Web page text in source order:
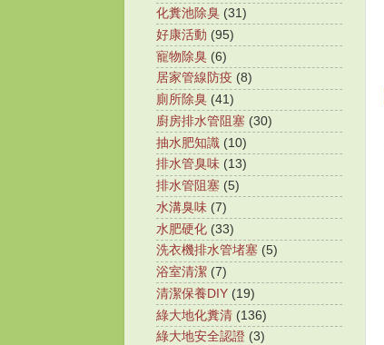
化糞池除臭 (31)
好康活動 (95)
寵物除臭 (6)
居家管線防疫 (8)
廁所除臭 (41)
廚房排水管阻塞 (30)
抽水肥知識 (10)
排水管臭味 (13)
排水管阻塞 (5)
水溝臭味 (7)
水肥硬化 (33)
洗衣機排水管堵塞 (5)
浴室清潔 (7)
清潔保養DIY (19)
綠大地化糞清 (136)
綠大地安全認證 (3)